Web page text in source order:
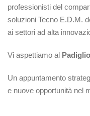
professionisti del
soluzioni Tecno E.D.M.
ai settori ad alta
Vi aspettiamo al
Un appuntamento
e nuove opportunità nel